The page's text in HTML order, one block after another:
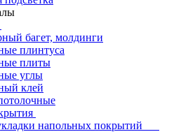
багет, молдинги
плинтуса
плиты
углы
клей
напольных покрытий